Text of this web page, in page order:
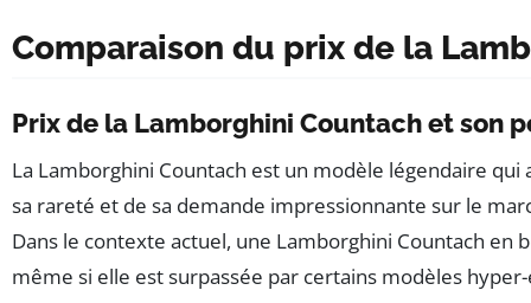
Comparaison du prix de la
Prix de la Lamborghini Countach et son
La Lamborghini Countach est un modèle légendaire
sa rareté et de sa demande impressionnante sur le
Dans le contexte actuel, une Lamborghini Countach
même si elle est surpassée par certains modèles